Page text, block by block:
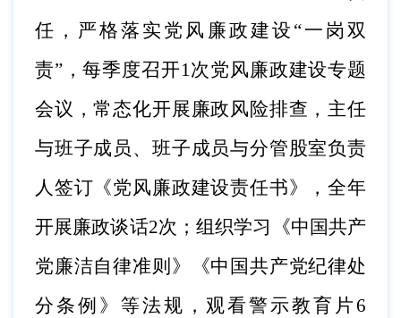
任，严格落实党风廉政建设 “一岗双
责”，每季度召开1次党风廉政建设专题
会议，常态化开展廉政风险排查，主任
与班子成员、班子成员与分管股室负责
人签订《党风廉政建设责任书》，全年
开展廉政谈话2次；组织学习《中国共产
党廉洁自律准则》《中国共产党纪律处
分条例》等法规，观看警示教育片6